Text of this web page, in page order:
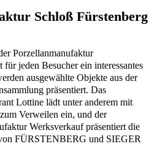
Schloß Fürstenberg
Porzellanmanufaktur
jeden Besucher ein interessantes
ausgewählte Objekte aus der
präsentiert. Das
Lottine lädt unter anderem mit
Verweilen ein, und der
Werksverkauf präsentiert die
FÜRSTENBERG und SIEGER